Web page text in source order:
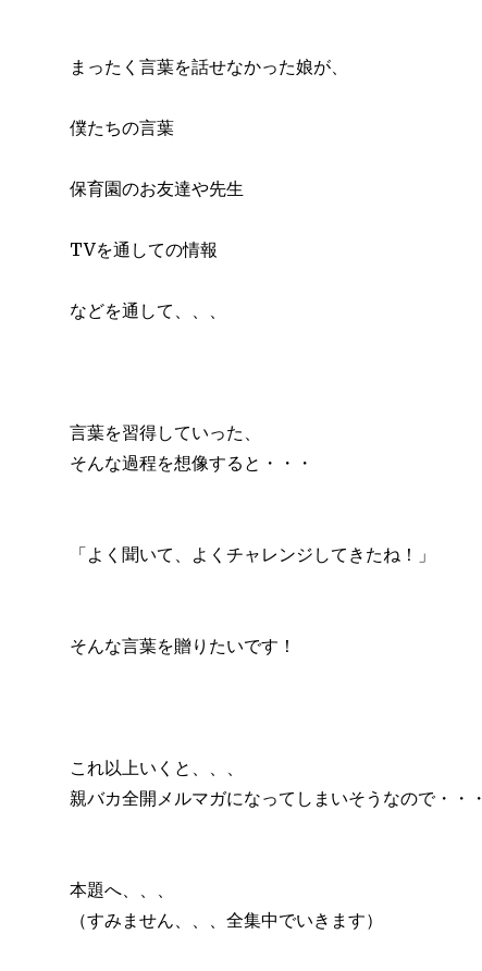
まったく言葉を話せなかった娘が、
僕たちの言葉
保育園のお友達や先生
TVを通しての情報
などを通して、、、
言葉を習得していった、
そんな過程を想像すると・・・
「よく聞いて、よくチャレンジしてきたね！」
そんな言葉を贈りたいです！
これ以上いくと、、、
親バカ全開メルマガになってしまいそうなので・・・
本題へ、、、
（すみません、、、全集中でいきます）